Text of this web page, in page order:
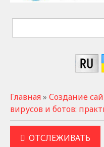
Главная» Создание
вирусов и ботов:
ОТСЛЕЖИВАТЬ